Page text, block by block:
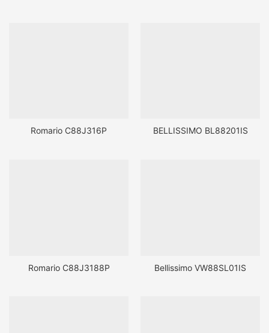
Romario C88J316P BELLISSIMO BL88201IS
Romario C88J3188P Bellissimo VW88SL01IS